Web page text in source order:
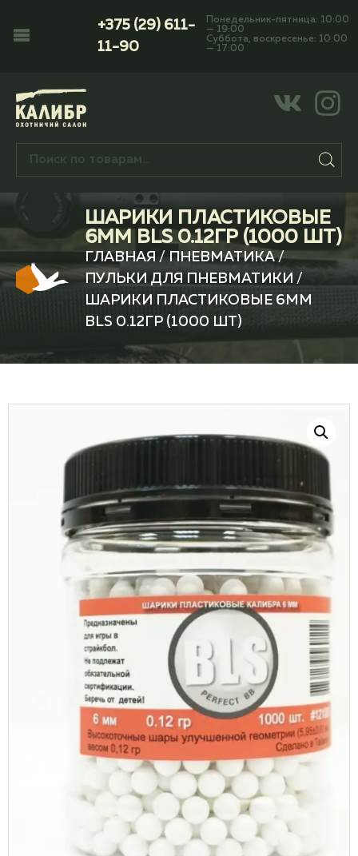
+375 (29) 611-
11-90
Понедельник-пятница: 10:00
— 19:00
Суббота, воскресенье: 10:00
— 17:00
ШАРИКИ ПЛАСТИКОВЫЕ
6ММ BLS 0.12ГР (1000 ШТ)
ГЛАВНАЯ / ПНЕВМАТИКА/
ПУЛЬКИ ДЛЯ ПНЕВМАТИКИ /
ШАРИКИ ПЛАСТИКОВЫЕ 6ММ
BLS 0.12ГР (1000 ШТ)